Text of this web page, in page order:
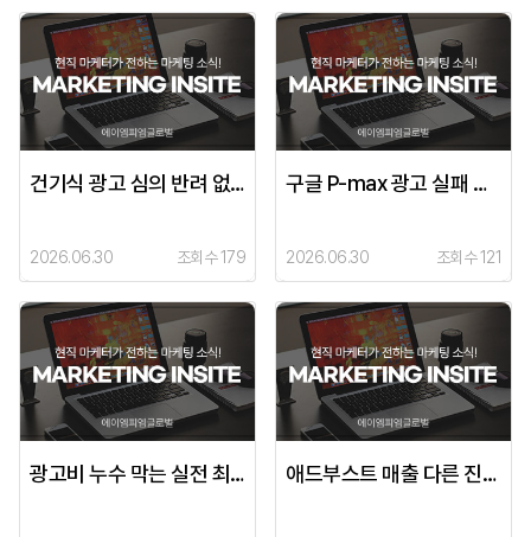
건기식 광고 심의 반려 없는 통과 전략
2026.06.30 조회수 179
구글 P-max 광고 실패 없는 세팅법
2026.06.30 조회수 121
광고비 누수 막는 실전 최적화 전략 5 애드부스트 매출 다른 진짜 이유